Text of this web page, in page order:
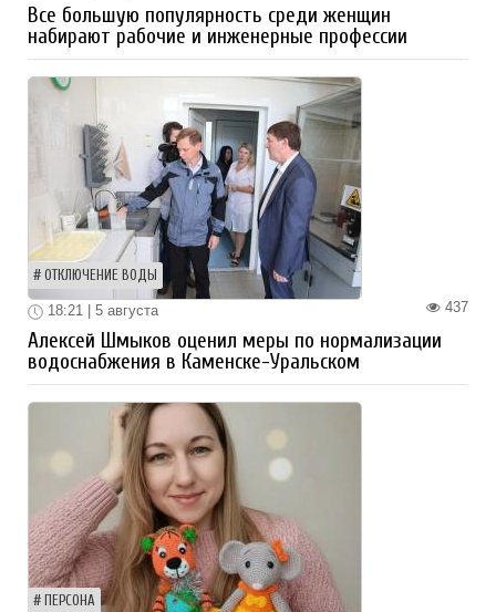
Все большую популярность среди женщин
набирают рабочие и инженерные профессии
ОТКЛЮЧЕНИЕ ВОДЫ
437
18:21 | 5 августа
Алексей Шмыков оценил меры по нормализации
водоснабжения в Каменске-Уральском
ПЕРСОНА